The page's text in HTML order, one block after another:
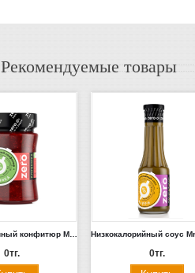
Рекомендуемые товары
0тг. 0тг.